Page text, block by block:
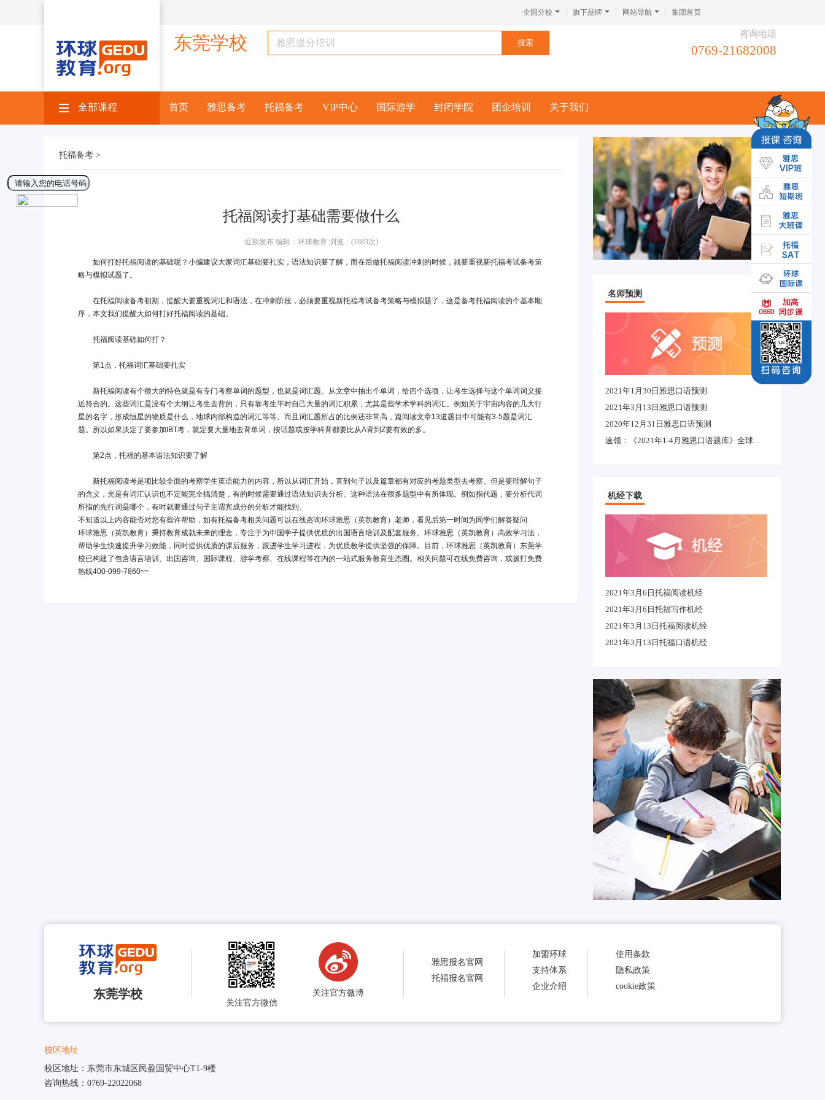
全国分校 旗下品牌 网站导航 集团首页
东莞学校 咨询电话
0769-21682008
全部课程 首页 雅思备考 托福备考 VIP中心 国际游学 封闭学院 团企培训 关于我们
托福备考 >
托福阅读打基础需要做什么
近期发布 编辑：环球教育 浏览：(1803次)
如何打好托福阅读的基础呢？小编建议大家词汇基础要扎实，语法知识要了解，而在后做托福阅读冲刺的时候，就要重视新托福考试备考策
略与模拟试题了。
在托福阅读备考初期，提醒大要重视词汇和语法，在冲刺阶段，必须要重视新托福考试备考策略与模拟题了，这是备考托福阅读的个基本顺
序，本文我们提醒大如何打好托福阅读的基础。
托福阅读基础如何打？
第1点，托福词汇基础要扎实
新托福阅读有个很大的特色就是有专门考察单词的题型，也就是词汇题。从文章中抽出个单词，给四个选项，让考生选择与这个单词词义接
近符合的。这些词汇是没有个大纲让考生去背的，只有靠考生平时自己大量的词汇积累，尤其是些学术学科的词汇。例如关于宇宙内容的几大行
星的名字，形成恒星的物质是什么，地球内部构造的词汇等等。而且词汇题所占的比例还非常高，篇阅读文章13道题目中可能有3-5题是词汇
题。所以如果决定了要参加IBT考，就定要大量地去背单词，按话题或按学科背都要比从A背到Z要有效的多。
第2点，托福的基本语法知识要了解
新托福阅读考是项比较全面的考察学生英语能力的内容，所以从词汇开始，直到句子以及篇章都有对应的考题类型去考察。但是要理解句子
的含义，光是有词汇认识也不定能完全搞清楚，有的时候需要通过语法知识去分析。这种语法在很多题型中有所体现。例如指代题，要分析代词
所指的先行词是哪个，有时就要通过句子主谓宾成分的分析才能找到。
不知道以上内容能否对您有些许帮助，如有托福备考相关问题可以在线咨询环球雅思 （英凯教育）老师，看见后第一时间为同学们解答疑问
环球雅思 （英凯教育）秉持教育成就未来的理念，专注于为中国学子提供优质的出国语言培训及配套服务。环球雅思（英凯教育）高效学习法，
帮助学生快速提升学习效能，同时提供优质的课后服务，跟进学生学习进程，为优质教学提供坚强的保障。目前，环球雅思（英凯教育）东莞学
校已构建了包含语言培训、出国咨询、国际课程、游学考察、在线课程等在内的一站式服务教育生态圈。相关问题可在线免费咨询，或拨打免费
热线400-099-7860~~
名师预测
2021年1月30日雅思口语预测
2021年3月13日雅思口语预测
2020年12月31日雅思口语预测
速领：《2021年1-4月雅思口语题库》全球适用完整版
机经下载
2021年3月6日托福阅读机经
2021年3月6日托福写作机经
2021年3月13日托福阅读机经
2021年3月13日托福口语机经
东莞学校
关注官方微信
关注官方微博
雅思报名官网
托福报名官网
加盟环球
支持体系
企业介绍
使用条款
隐私政策
cookie政策
校区地址
校区地址：东莞市东城区民盈国贸中心T1-9楼
咨询热线：0769-22022068
×